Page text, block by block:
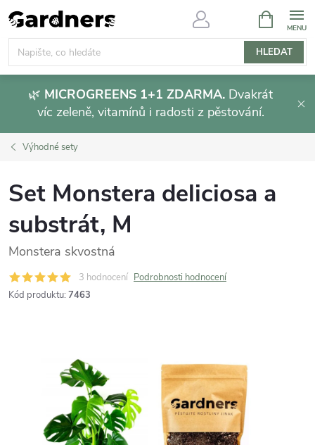
Přejít
na
obsah
HLEDAT
NÁKUPNÍ
KOŠÍK
🌿 MICROGREENS 1+1 ZDARMA. Dvakrát
víc zeleně, vitamínů i radosti z pěstování.
Výhodné sety
Set Monstera deliciosa a
substrát, M
Monstera skvostná
3 hodnocení Podrobnosti hodnocení
Kód produktu: 7463